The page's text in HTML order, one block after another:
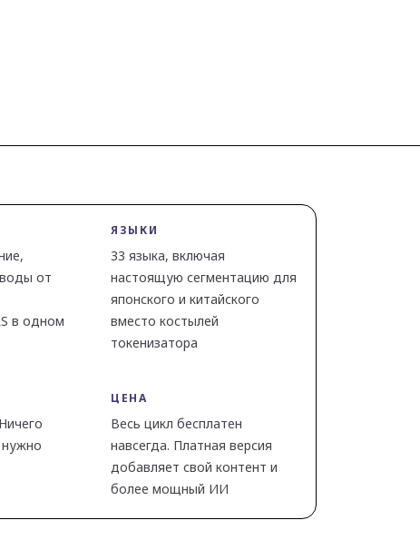
от
в одном
ЯЗЫКИ
33 языка, включая
настоящую сегментацию для
японского и китайского
вместо костылей
токенизатора
нужно
ЦЕНА
Весь цикл бесплатен
навсегда. Платная версия
добавляет свой контент и
более мощный ИИ